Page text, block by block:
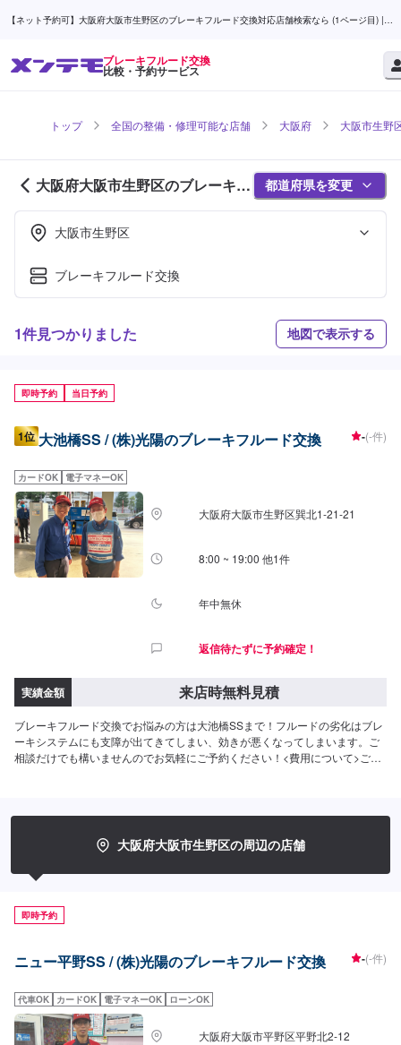
【ネット予約可】大阪府大阪市生野区のブレーキフルード交換対応店舗検索なら (1ページ目) |
ブレーキフルード交換
比較・予約サービス
トップ 全国の整備・修理可能な店舗 大阪府 大阪市生野
大阪府大阪市生野区のブレーキフ
ルード交換対応店舗紹介 (1ページ
目)
都道府県を変更
大阪市生野区
ブレーキフルード交換
1件見つかりました 地図で表示する
即時予約 当日予約
1位 大池橋SS / (株)光陽のブレーキフルード交換 -(-件)
カードOK 電子マネーOK
大阪府大阪市生野区巽北1-21-21
8:00 ~ 19:00 他1件
年中無休
返信待たずに予約確定！
実績金額 来店時無料見積
ブレーキフルード交換でお悩みの方は大池橋SSまで！フルードの劣化はブレ
ーキシステムにも支障が出てきてしまい、効きが悪くなってしまいます。ご
相談だけでも構いませんのでお気軽にご予約ください！<費用について>ご来
大阪府大阪市生野区の周辺の店舗
即時予約
ニュー平野SS / (株)光陽のブレーキフルード交換 -(-件)
代車OK カードOK 電子マネーOK ローンOK
大阪府大阪市平野区平野北2-12